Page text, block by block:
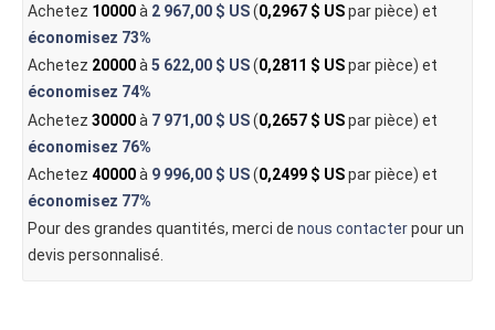
Achetez 10000à 2 967,00 $ US(0,2967 $ USpar pièce) et
économisez 73%
Achetez 20000à5 622,00 $ US(0,2811 $ USpar pièce) et
économisez 74%
Achetez 30000à 7 971,00 $ US(0,2657 $ USpar pièce) et
économisez 76%
Achetez 40000à 9 996,00 $ US(0,2499 $ USpar pièce) et
économisez 77%
Pour des grandes quantités, merci de nous contacterpour un
devis personnalisé.